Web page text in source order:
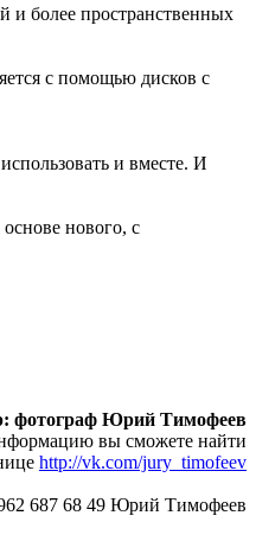
и более пространственных
с помощью дисков с
и вместе. И
нового, с
фотограф Юрий Тимофеев
вы сможете найти
http://vk.com/jury_timofeev
687 68 49 Юрий Тимофеев